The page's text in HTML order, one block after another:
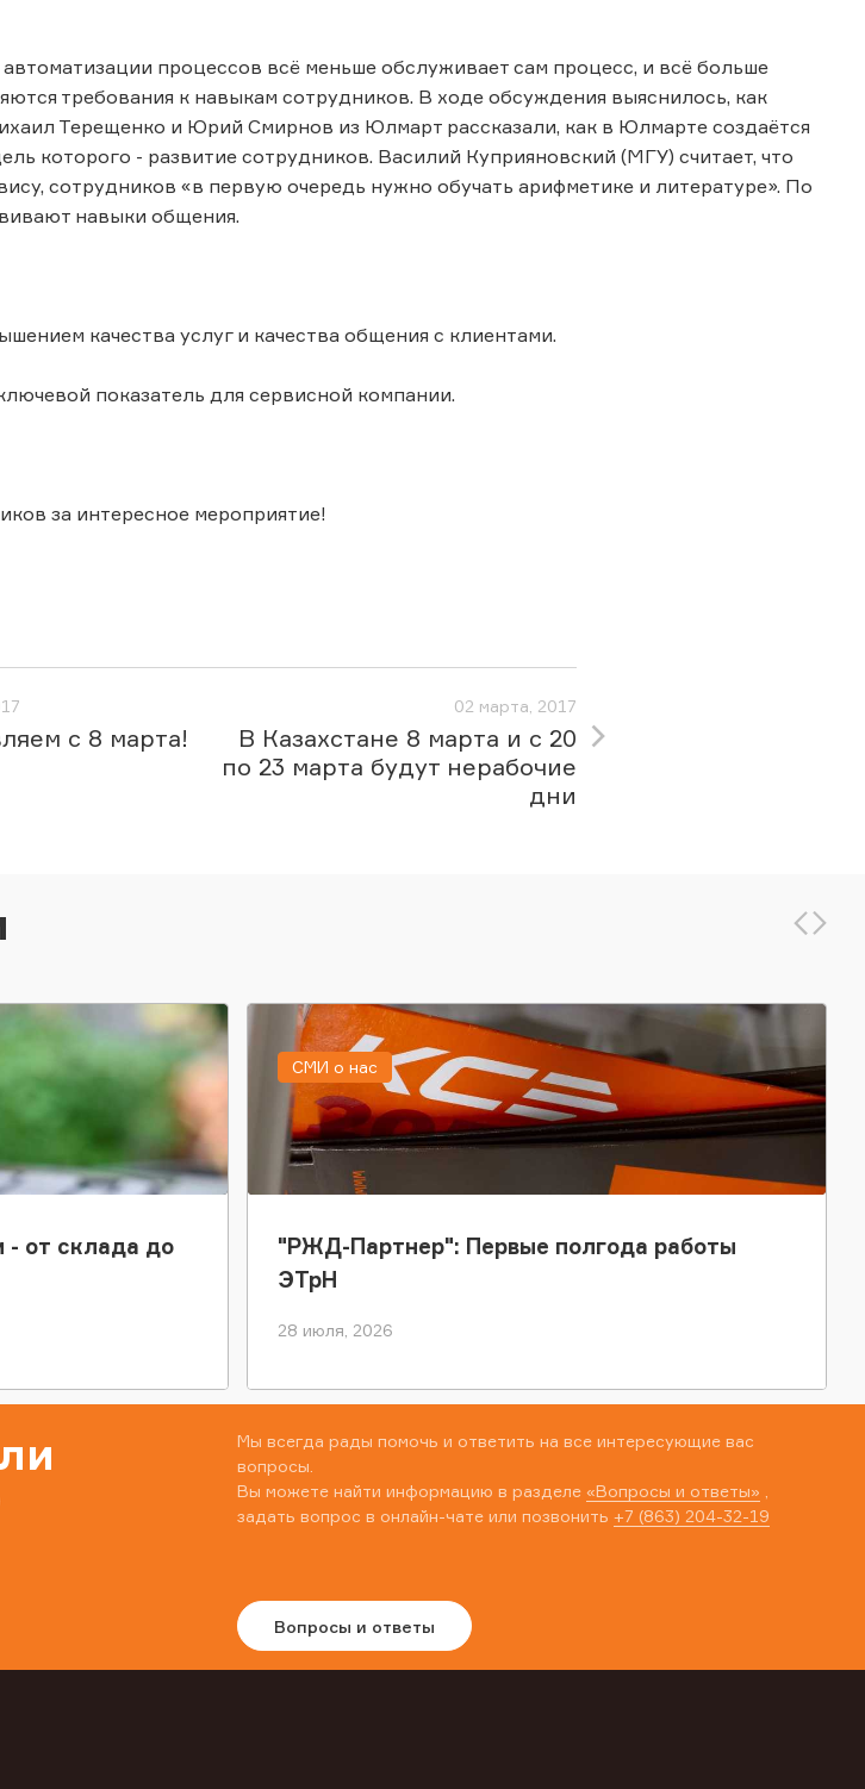
процессов всё меньше обслуживает сам процесс, и всё больше
требования к навыкам сотрудников. В ходе обсуждения выяснилось, как
Терещенко и Юрий Смирнов из Юлмарт рассказали, как в Юлмарте создаётся
которого - развитие сотрудников. Василий Куприяновский (МГУ) считает, что
сотрудников «в первую очередь нужно обучать арифметике и литературе». По
навыки общения.
качества услуг и качества общения с клиентами.
показатель для сервисной компании.
за интересное мероприятие!
с 8 марта!
02 марта, 2017
В Казахстане 8 марта и с 20
по 23 марта будут нерабочие
дни
- от склада до
"РЖД-Партнер": Первые полгода работы
ЭТрН
28 июля, 2026
СМИ о нас
Мы всегда рады помочь и ответить на все интересующие вас
вопросы.
Вы можете найти информацию в разделе «Вопросы и ответы»
задать вопрос в онлайн-чате или позвонить +7 (863) 204-32-19
Вопросы и ответы